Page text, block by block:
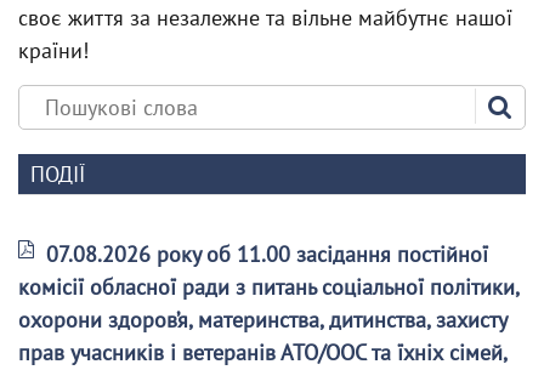
своє життя за незалежне та вільне майбутнє нашої
країни!
ПОДІЇ
07.08.2026 року об 11.00 засідання постійної
комісії обласної ради з питань соціальної політики,
охорони здоров’я, материнства, дитинства, захисту
прав учасників і ветеранів АТО/ООС та їхніх сімей,